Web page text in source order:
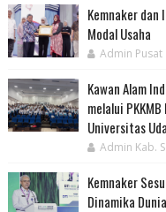
Kemnaker dan
Modal Usaha
Admin Pusat
Kawan Alam
melalui
Universitas
Admin Kab.
Kemnaker
Dinamika